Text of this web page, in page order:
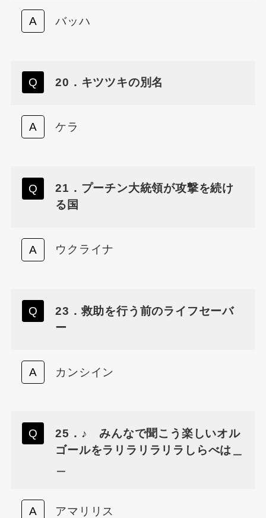
バッハ
20．キツツキの別名
ケラ
21．プーチン大統領が攻撃を続け
る国
ウクライナ
23．救助を行う前のライフセーバ
ー
カンシイン
25．♪ みんなで聞こう楽しいオル
ゴールをラリラリラリラしらべは＿
アマリリス